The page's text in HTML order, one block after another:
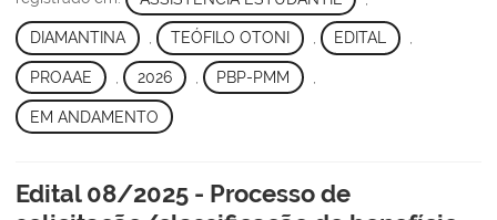
DIAMANTINA , TEÓFILO OTONI , EDITAL ,
PROAAE 2026 PBP-PMM
EM ANDAMENTO
Edital 08/2025 - Processo de